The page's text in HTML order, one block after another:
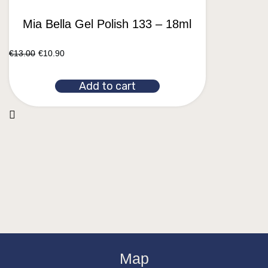
Mia Bella Gel Polish 133 – 18ml
€13.00 €10.90
Add to cart
Map